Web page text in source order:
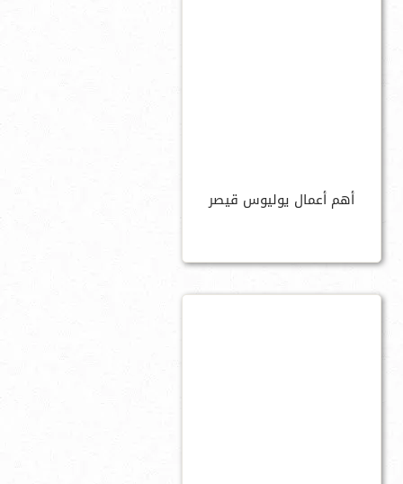
أهم أعمال يوليوس قيصر